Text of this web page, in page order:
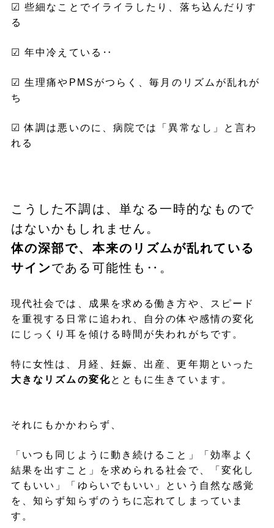
☑︎ 些細なことでイライラしたり、落ち込んだりす
る
☑︎ 年中冷えている‥
☑︎ 生理痛やPMSがつらく、毎月のリズムが乱れが
ち
☑︎ 体調は悪いのに、病院では「異常なし」と言わ
れる
こうした不調は、単なる一時的なもので
はないかもしれません。
体の深部で、本来のリズムが乱れている
サインである可能性も‥。
現代社会では、成果を求める働き方や、スピード
を重視する日常に追われ、自分の体や感情の変化
にじっくり耳を傾ける時間が失われがちです。
特に女性は、月経、妊娠、出産、更年期といった
大きなリズムの変化とともに生きています。
それにもかかわらず、
「いつも同じように動き続けること」「効率よく
結果を出すこと」を求められる社会で、「変化し
てもいい」「ゆらいでもいい」という自然な感覚
を、知らず知らずのうちに忘れてしまっていま
す。